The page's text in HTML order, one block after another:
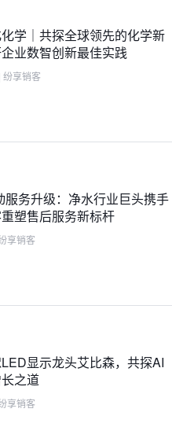
学｜共探全球领先的化学新
业数智创新最佳实践
纷享销客
服务升级：净水行业巨头携手
塑售后服务新标杆
享销客
显示龙头艾比森，共探AI
之道
享销客